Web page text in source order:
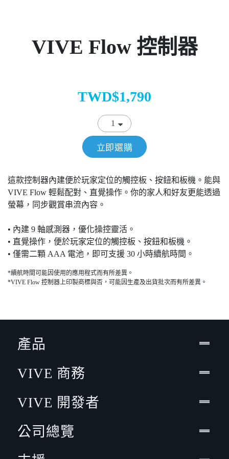
VIVE Flow 控制器
TWD$1,790
立即選購
這款控制器內建便於玩家定位的觸控板、按鈕和板機。能與
VIVE Flow 輕鬆配對、直覺操作。你的家人和好友更能透過
螢幕，同步觀賞串流內容。
• 內建 9 軸感測器，優化操控靈活。
• 直覺操作，便於玩家定位的觸控板、按鈕和板機。
• 僅需二顆 AAA 電池，即可支援 30 小時續航時間。
*續航時間可能因使用的應用程式而有所差異。
*VIVE Flow 控制器上印製商標與否，可能因生產及出貨批次而有所差異。
產品
VIVE 商務
VIVE 開發者
公司總覽